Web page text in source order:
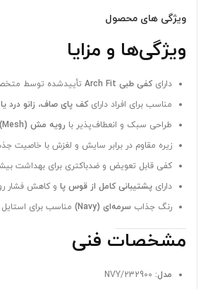
ویژگی های محصول
ویژگی‌ها و مزایا
دارای کفی طبی Arch Fit
تأیید‌شده توسط
مناسب برای افراد دارای کف پای صاف، زانو درد
طراحی سبک و انعطاف‌پذیر با رویه مش (Mesh) تنفس‌پذیر
زیره مقاوم در برابر سایش و لغزش با خاصیت
کفی قابل تعویض و ضدباکتری برای بهداشت
دارای پشتیبانی کامل از قوس پا و کاهش فشار
رنگ جذاب سرمه‌ای (Navy) مناسب برای
مشخصات فنی
مدل: